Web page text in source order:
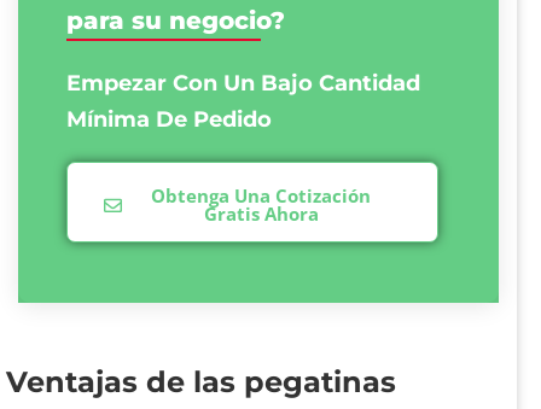
para su negocio?
Empezar Con Un Bajo Cantidad
Mínima De Pedido
Obtenga Una Cotización
Gratis Ahora
Ventajas de las pegatinas